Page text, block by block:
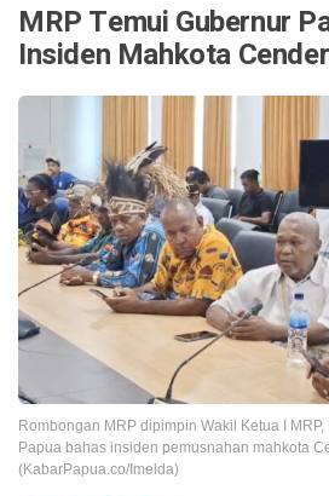
MRP Temui Gubernur
Insiden Mahkota
Rombongan MRP dipimpin Wakil Ketua I
Papua bahas insiden pemusnahan mahkota
(KabarPapua.co/Imelda)